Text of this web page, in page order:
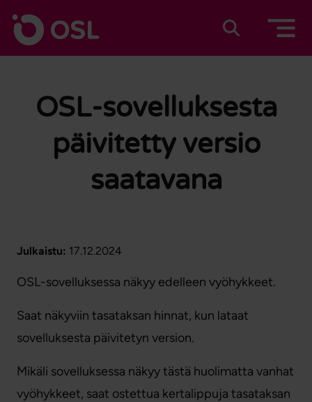
Etusivulle
OSL-sovelluksesta
päivitetty versio
saatavana
Julkaistu: 17.12.2024
OSL-sovelluksessa näkyy edelleen vyöhykkeet.
Saat näkyviin tasataksan hinnat, kun lataat
sovelluksesta päivitetyn version.
Mikäli sovelluksessa näkyy tästä huolimatta vanhat
vyöhykkeet, saat ostettua kertalippuja tasataksan